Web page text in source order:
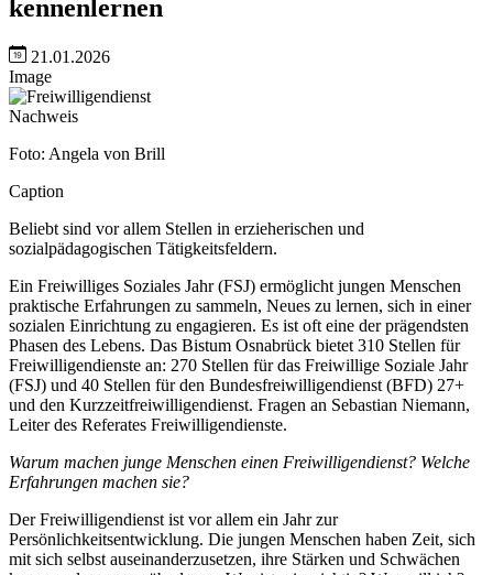
kennenlernen
21.01.2026
Image
Nachweis
Foto: Angela von Brill
Caption
Beliebt sind vor allem Stellen in erzieherischen und
sozialpädagogischen Tätigkeitsfeldern.
Ein Freiwilliges Soziales Jahr (FSJ) ermöglicht jungen Menschen
praktische Erfahrungen zu sammeln, Neues zu lernen, sich in einer
sozialen Einrichtung zu engagieren. Es ist oft eine der prägendsten
Phasen des Lebens. Das Bistum Osnabrück bietet 310 Stellen für
Freiwilligendienste an: 270 Stellen für das Freiwillige Soziale Jahr
(FSJ) und 40 Stellen für den Bundesfreiwilligendienst (BFD) 27+
und den Kurzzeitfreiwilligendienst. Fragen an Sebastian Niemann,
Leiter des Referates Freiwilligendienste.
Warum machen junge Menschen einen Freiwilligendienst? Welche
Erfahrungen machen sie?
Der Freiwilligendienst ist vor allem ein Jahr zur
Persönlichkeitsentwicklung. Die jungen Menschen haben Zeit, sich
mit sich selbst auseinanderzusetzen, ihre Stärken und Schwächen